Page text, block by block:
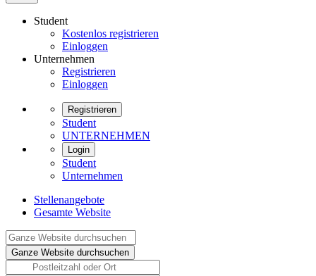
Student
Kostenlos registrieren
Einloggen
Unternehmen
Registrieren
Einloggen
Registrieren
Student
UNTERNEHMEN
Login
Student
Unternehmen
Stellenangebote
Gesamte Website